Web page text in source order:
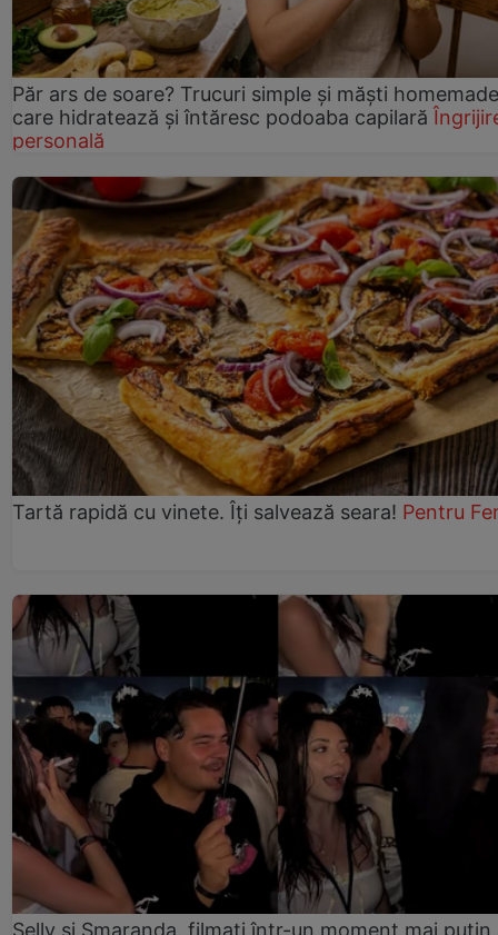
Păr ars de soare? Trucuri simple și măști homemade
care hidratează și întăresc podoaba capilară
personală
Tartă rapidă cu vinete. Îți salvează seara! Pentru
Selly și Smaranda, filmați într-un moment mai puțin